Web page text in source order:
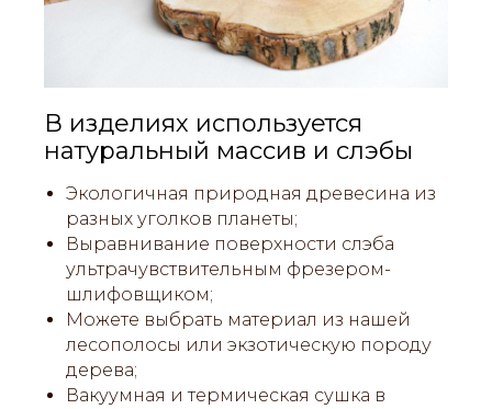
В изделиях используется
натуральный массив и слэбы
Экологичная природная древесина из
разных уголков планеты;
Выравнивание поверхности слэба
ультрачувствительным фрезером-
шлифовщиком;
Можете выбрать материал из нашей
лесополосы или экзотическую породу
дерева;
Вакуумная и термическая сушка в